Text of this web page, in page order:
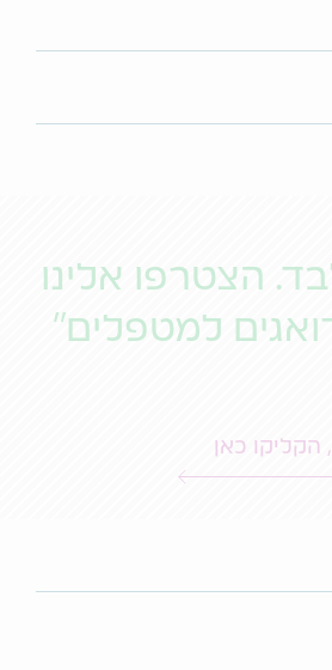
הצטרפו אלינו
למטפלים"
כאן